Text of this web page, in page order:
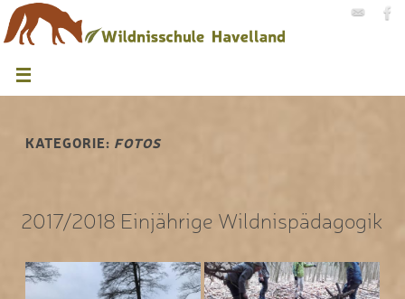
KATEGORIE: FOTOS
2017/2018 Einjährige Wildnispädagogik